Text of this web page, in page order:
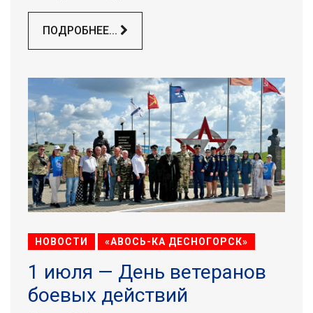
ПОДРОБНЕЕ...
НОВОСТИ «АВОСЬ-КА ДЕСНОГОРСК»
1 июля — День ветеранов
боевых действий